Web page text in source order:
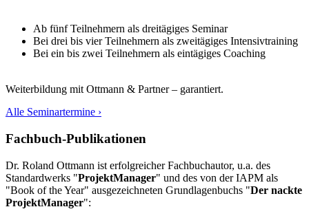
Ab fünf Teilnehmern als dreitägiges Seminar
Bei drei bis vier Teilnehmern als zweitägiges Intensivtraining
Bei ein bis zwei Teilnehmern als eintägiges Coaching
Weiterbildung mit Ottmann & Partner – garantiert.
Alle Seminartermine ›
Fachbuch-Publikationen
Dr. Roland Ottmann ist erfolgreicher Fachbuchautor, u.a. des
Standardwerks "ProjektManager" und des von der IAPM als
"Book of the Year" ausgezeichneten Grundlagenbuchs "Der nackte
ProjektManager":